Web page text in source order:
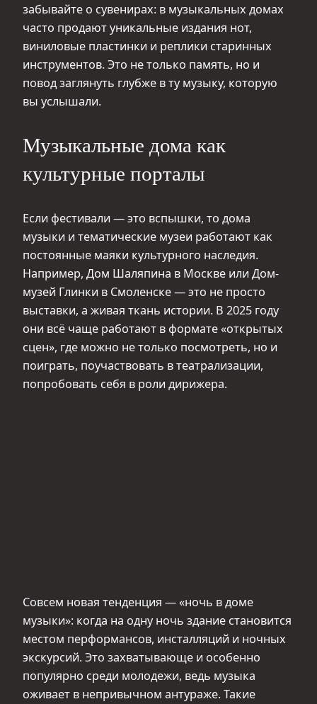
забывайте о сувенирах: в музыкальных домах
часто продают уникальные издания нот,
виниловые пластинки и реплики старинных
инструментов. Это не только память, но и
повод заглянуть глубже в ту музыку, которую
вы услышали.
Музыкальные дома как
культурные порталы
Если фестивали — это вспышки, то дома
музыки и тематические музеи работают как
постоянные маяки культурного наследия.
Например, Дом Шаляпина в Москве или Дом-
музей Глинки в Смоленске — это не просто
выставки, а живая ткань истории. В 2025 году
они всё чаще работают в формате «открытых
сцен», где можно не только посмотреть, но и
поиграть, поучаствовать в театрализации,
попробовать себя в роли дирижера.
Совсем новая тенденция — «ночь в доме
музыки»: когда на одну ночь здание становится
местом перформансов, инсталляций и ночных
экскурсий. Это захватывающе и особенно
популярно среди молодежи, ведь музыка
оживает в непривычном антураже. Такие